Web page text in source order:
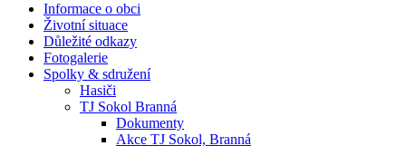
Informace o obci
Životní situace
Důležité odkazy
Fotogalerie
Spolky & sdružení
Hasiči
TJ Sokol Branná
Dokumenty
Akce TJ Sokol, Branná